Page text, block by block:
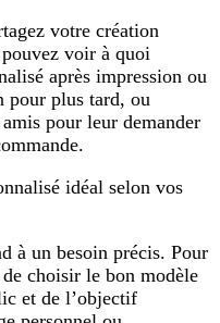
votre création
voir à quoi
après impression ou
pour plus tard, ou
pour leur demander
idéal selon vos
à un besoin précis. Pour
choisir le bon modèle
et de l’objectif